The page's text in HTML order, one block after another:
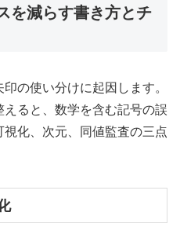
を減らす書き方とチ
の使い分けに起因します。
ると、数学を含む記号の誤
化、次元、同値監査の三点